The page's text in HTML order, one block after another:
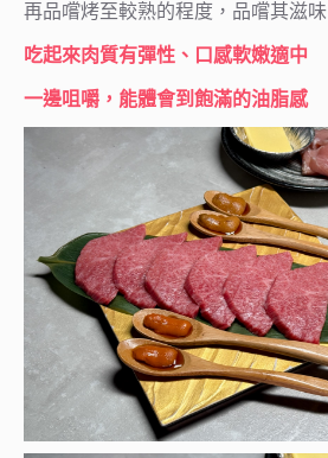
再品嚐烤至較熟的程度，品嚐其滋味
吃起來肉質有彈性、口感軟嫩適中
一邊咀嚼，能體會到飽滿的油脂感